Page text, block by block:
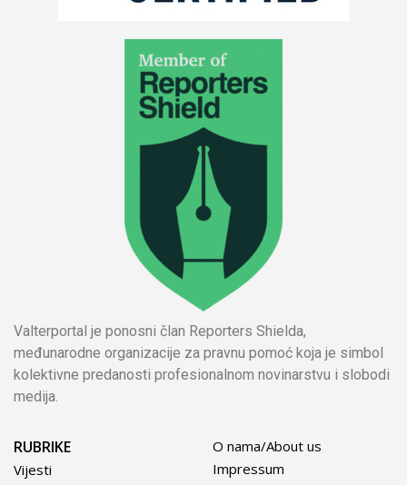
Valterportal je ponosni član Reporters Shielda,
međunarodne organizacije za pravnu pomoć koja je simbol
kolektivne predanosti profesionalnom novinarstvu i slobodi
medija.
RUBRIKE
Vijesti
O nama/About us
Impressum